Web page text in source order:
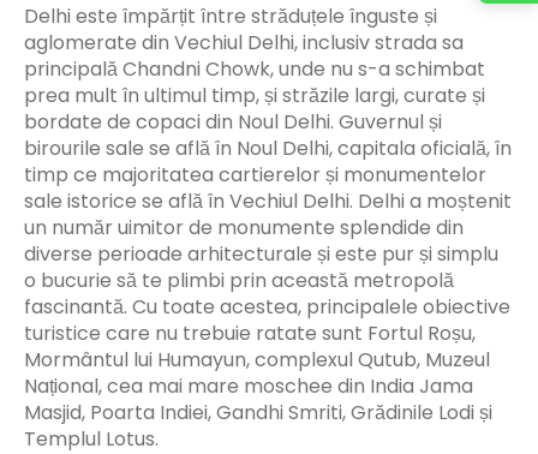
Delhi este împărțit între străduțele înguste și
aglomerate din Vechiul Delhi, inclusiv strada sa
principală Chandni Chowk, unde nu s-a schimbat
prea mult în ultimul timp, și străzile largi, curate și
bordate de copaci din Noul Delhi. Guvernul și
birourile sale se află în Noul Delhi, capitala oficială, în
timp ce majoritatea cartierelor și monumentelor
sale istorice se află în Vechiul Delhi. Delhi a moștenit
un număr uimitor de monumente splendide din
diverse perioade arhitecturale și este pur și simplu
o bucurie să te plimbi prin această metropolă
fascinantă. Cu toate acestea, principalele obiective
turistice care nu trebuie ratate sunt Fortul Roșu,
Mormântul lui Humayun, complexul Qutub, Muzeul
Național, cea mai mare moschee din India Jama
Masjid, Poarta Indiei, Gandhi Smriti, Grădinile Lodi și
Templul Lotus.